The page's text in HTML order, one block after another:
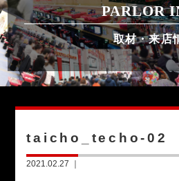
PARLOR
取材・来店
taicho_techo-02
2021.02.27 ｜